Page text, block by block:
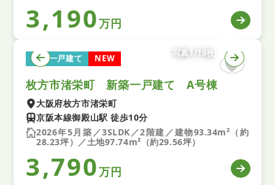
3,190万円
新築一戸建て NEW
写真1/19枚
枚方市渚栄町 新築一戸建て A号棟
大阪府枚方市渚栄町
京阪本線御殿山駅 徒歩10分
2026年5月築／3SLDK／2階建／建物93.34m²（約
28.23坪）／土地97.74m²（約29.56坪）
3,790万円